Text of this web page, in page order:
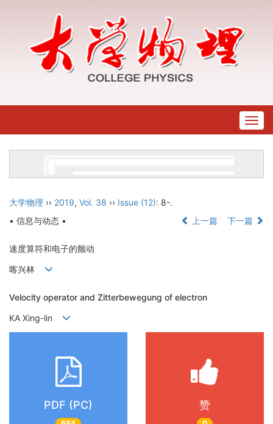
大学物理 ›› 2019, Vol. 38 ›› Issue (12): 8-.
• 信息与动态 •
上一篇 下一篇
速度算符和电子的颤动
喀兴林
Velocity operator and Zitterbewegung of electron
KA Xing-lin
PDF (PC) 赞